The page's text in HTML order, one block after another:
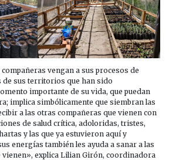
vengan a sus procesos de
de sus territorios que han sido
importante de su vida, que puedan
implica simbólicamente que siembran las
a las otras compañeras que vienen con
de salud crítica, adoloridas, tristes,
y las que ya estuvieron aquí y
energías también les ayuda a sanar a las
vienen», explica Lilian Girón, coordinadora